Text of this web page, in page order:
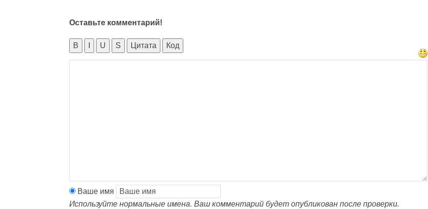
Оставьте комментарий!
B U S Цитата Код
Ваше имя
Используйте нормальные имена. Ваш комментарий будет опубликован после проверки.